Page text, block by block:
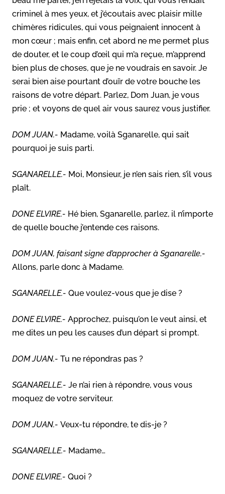
criminel à mes yeux, et j’écoutais avec plaisir mille
chimères ridicules, qui vous peignaient innocent à
mon cœur ; mais enfin, cet abord ne me permet plus
de douter, et le coup d’œil qui m’a reçue, m’apprend
bien plus de choses, que je ne voudrais en savoir. Je
serai bien aise pourtant d’ouïr de votre bouche les
raisons de votre départ. Parlez, Dom Juan, je vous
prie ; et voyons de quel air vous saurez vous justifier.
DOM JUAN.- Madame, voilà Sganarelle, qui sait
pourquoi je suis parti.
SGANARELLE.- Moi, Monsieur, je n’en sais rien, s’il vous
plaît.
DONE ELVIRE.- Hé bien, Sganarelle, parlez, il n’importe
de quelle bouche j’entende ces raisons.
DOM JUAN, faisant signe d’approcher à Sganarelle.-
Allons, parle donc à Madame.
SGANARELLE.- Que voulez-vous que je dise ?
DONE ELVIRE.- Approchez, puisqu’on le veut ainsi, et
me dites un peu les causes d’un départ si prompt.
DOM JUAN.- Tu ne répondras pas ?
SGANARELLE.- Je n’ai rien à répondre, vous vous
moquez de votre serviteur.
DOM JUAN.- Veux-tu répondre, te dis-je ?
SGANARELLE.- Madame…
DONE ELVIRE.- Quoi ?